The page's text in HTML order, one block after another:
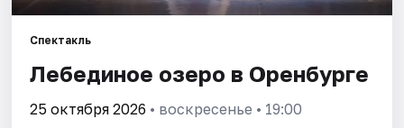
Площадки
Артисты
Спектакль
Лебединое озеро в Оренбурге
25 октября 2026 • воскресенье • 19:00